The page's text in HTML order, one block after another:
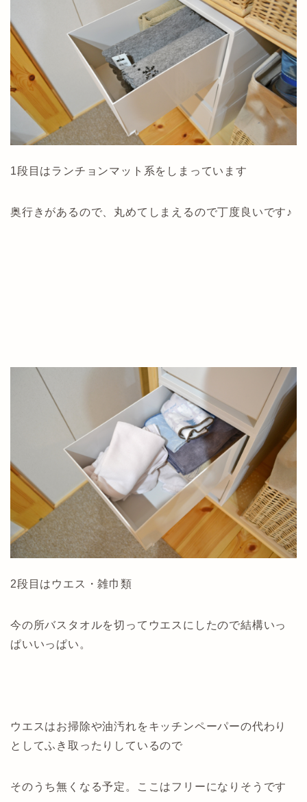
1段目はランチョンマット系をしまっています
奥行きがあるので、丸めてしまえるので丁度良いです♪
2段目はウエス・雑巾類
今の所バスタオルを切ってウエスにしたので結構いっ
ぱいいっぱい。
ウエスはお掃除や油汚れをキッチンペーパーの代わり
としてふき取ったりしているので
そのうち無くなる予定。ここはフリーになりそうです